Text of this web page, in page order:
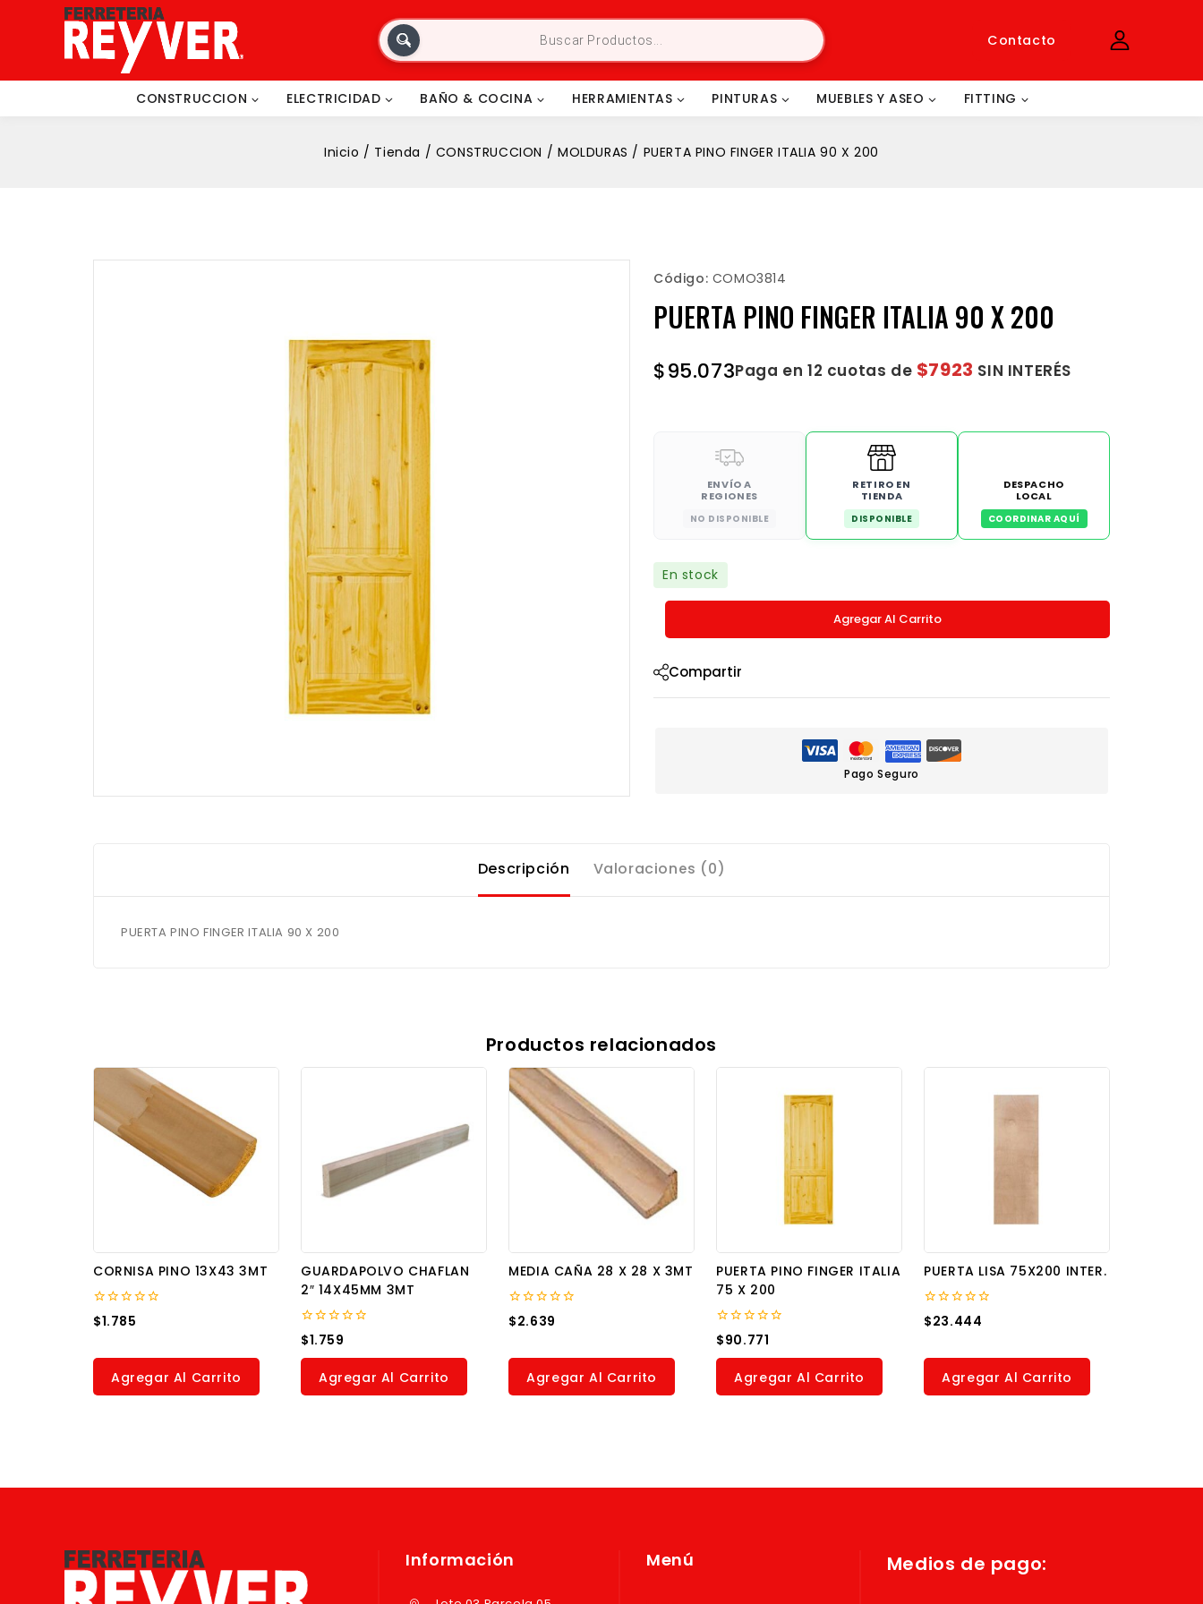
Contacto
CONSTRUCCION ELECTRICIDAD BAÑO & COCINA HERRAMIENTAS PINTURAS MUEBLES Y ASEO FITTING
Inicio / Tienda / CONSTRUCCION / MOLDURAS / PUERTA PINO FINGER ITALIA 90 X 200
Código: COMO3814
PUERTA PINO FINGER ITALIA 90 X 200
$95.073Paga en 12 cuotas de $7923 SIN INTERÉS
ENVÍO A
REGIONES
NO DISPONIBLE
RETIRO EN
TIENDA
DISPONIBLE
DESPACHO
LOCAL
COORDINAR AQUÍ
En stock
Agregar Al Carrito
Compartir
Pago Seguro
Descripción Valoraciones (0)
PUERTA PINO FINGER ITALIA 90 X 200
Productos relacionados
CORNISA PINO 13X43 3MT
0
out
$1.785
Agregar Al Carrito
GUARDAPOLVO CHAFLAN
2″ 14X45MM 3MT
0
out
of
$1.759
Agregar Al Carrito
MEDIA CAÑA 28 X 28 X 3MT
0
out
$2.639
Agregar Al Carrito
PUERTA PINO FINGER ITALIA
75 X 200
0
out
of
$90.771
Agregar Al Carrito
PUERTA LISA 75X200 INTER.
0
out
$23.444
Agregar Al Carrito
Información Menú Medios de pago: